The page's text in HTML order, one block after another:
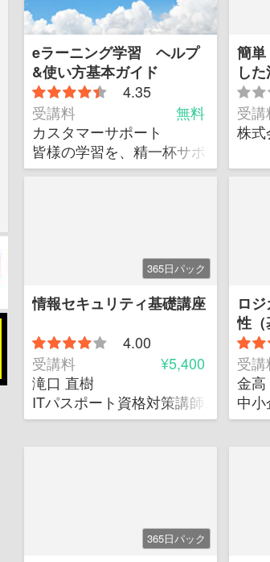
eラーニング学習 ヘルプ
&使い方基本ガイド
4.35
受講料
無料
カスタマーサポート
皆様の学習を、精一杯サポートしま
簡単
し
受講
株式
365日パック
情報セキュリティ基礎講座
4.00
受講料
¥5,400
滝口 直樹
ITパスポート資格対策講師、専門学
ロ
性（
受講
金高
中
365日パック